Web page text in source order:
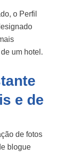
o Perfil
um hotel.
e de
de fotos
blogue